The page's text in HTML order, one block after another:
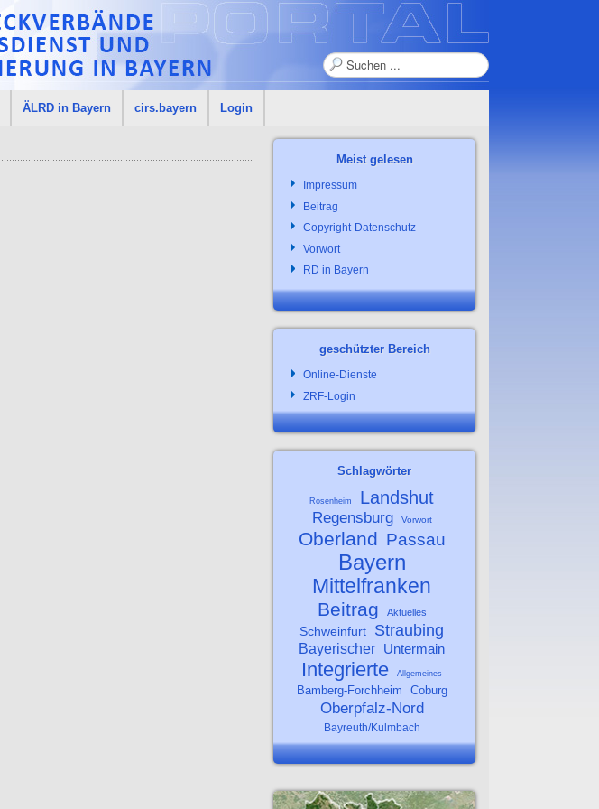
Suchen
ÄLRD in Bayern cirs.bayern Login
Meist gelesen
Impressum
Beitrag
Copyright-Datenschutz
Vorwort
RD in Bayern
geschützter Bereich
Online-Dienste
ZRF-Login
Schlagwörter
Rosenheim Landshut
Regensburg Vorwort
Oberland Passau
Bayern
Mittelfranken
Beitrag Aktuelles
Schweinfurt Straubing
Bayerischer Untermain
Integrierte Allgemeines
Bamberg-Forchheim Coburg
Oberpfalz-Nord
Bayreuth/Kulmbach